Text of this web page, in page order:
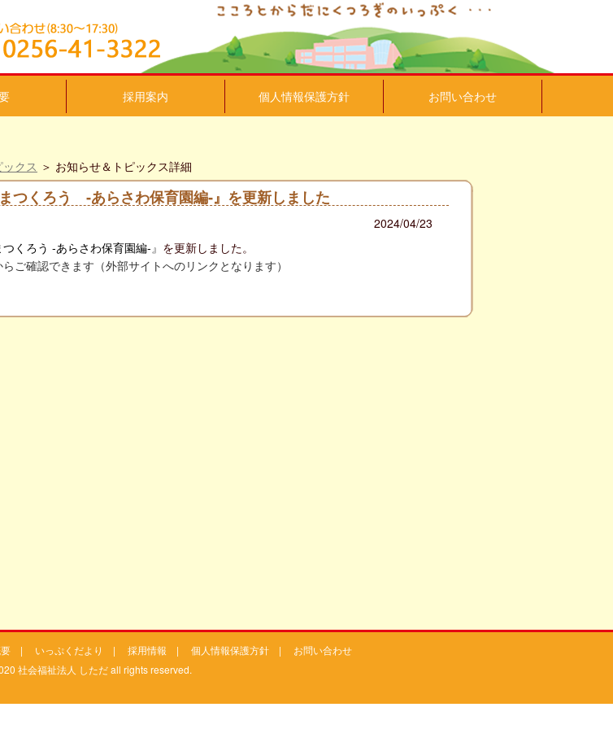
採用案内 個人情報保護方針 お問い合わせ
クス ＞ お知らせ＆トピックス詳細
つくろう ‐あらさわ保育園編‐』を更新しました
2024/04/23
くろう ‐あらさわ保育園編‐』 を更新しました。
ご確認できます（外部サイトへのリンクとなります）
| いっぷくだより | 採用情報 | 個人情報保護方針 | お問い合わせ
社会福祉法人 しただ all rights reserved.